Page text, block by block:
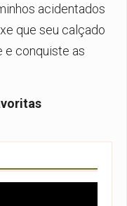
acidentados
que seu calçado
e conquiste as